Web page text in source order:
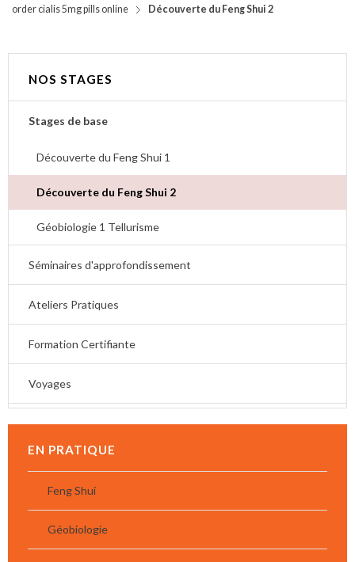
order cialis 5mg pills online Découverte du Feng Shui 2
NOS STAGES
Stages de base
Découverte du Feng Shui 1
Découverte du Feng Shui 2
Géobiologie 1 Tellurisme
Séminaires d'approfondissement
Ateliers Pratiques
Formation Certifiante
Voyages
EN PRATIQUE
Feng Shui
Géobiologie